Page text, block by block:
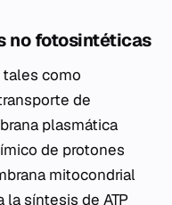
no fotosintéticas
como
de
plasmática
de protones
mitocondrial
la síntesis de ATP